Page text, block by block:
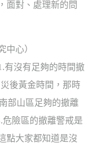
面對、處理新的問
中心）
有沒有足夠的時間撤
後黃金時間，那時
部山區足夠的撤離
險區的撤離警戒是
點大家都知道是沒